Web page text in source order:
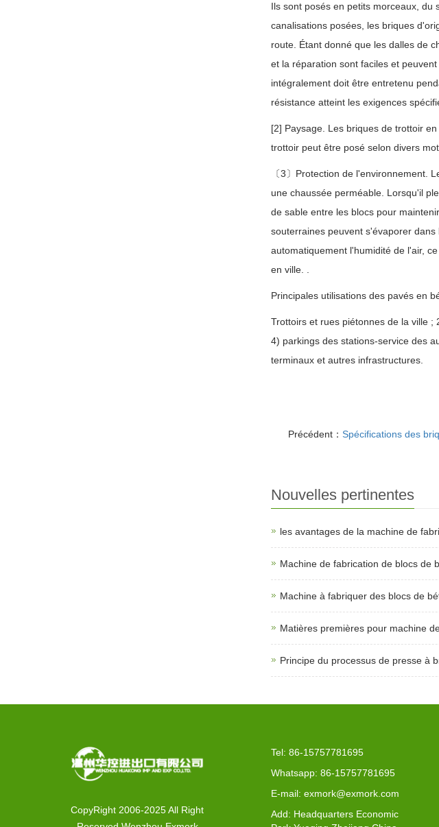
Ils sont posés en petits morceaux, du
canalisations posées, les briques
route. Étant donné que les dalles de
et la réparation sont faciles et
intégralement doit être entretenu
résistance atteint les exigences
[2] Paysage. Les briques de trottoir
trottoir peut être posé selon divers
〔3〕Protection de l'environnement.
une chaussée perméable. Lorsqu'il
de sable entre les blocs pour
souterraines peuvent s'évaporer
automatiquement l'humidité de l'air,
en ville. .
Principales utilisations des pavés en
Trottoirs et rues piétonnes de la ville ;
4) parkings des stations-service des
terminaux et autres infrastructures.
Précédent： Spécifications des
Nouvelles pertinentes
les avantages de la machine de
Machine de fabrication de blocs de
Machine à fabriquer des blocs de
Matières premières pour machine
Principe du processus de presse à
CopyRight 2006-2025 All Right
Tel: 86-15757781695
Whatsapp: 86-15757781695
E-mail: exmork@exmork.com
Add: Headquarters Economic